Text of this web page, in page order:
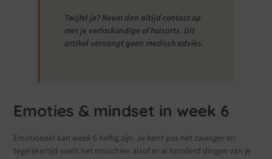
Twijfel je? Neem dan altijd contact op
met je verloskundige of huisarts. Dit
artikel vervangt geen medisch advies.
Emoties & mindset in week 6
Emotioneel kan week 6 heftig zijn. Je bent pas net zwanger en
tegelijkertijd voelt het misschien alsof er al honderd dingen van je